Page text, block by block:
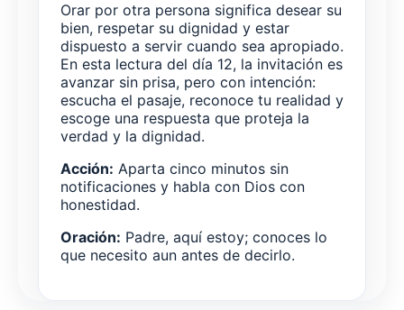
Orar por otra persona significa desear su
bien, respetar su dignidad y estar
dispuesto a servir cuando sea apropiado.
En esta lectura del día 12, la invitación es
avanzar sin prisa, pero con intención:
escucha el pasaje, reconoce tu realidad y
escoge una respuesta que proteja la
verdad y la dignidad.
Acción: Aparta cinco minutos sin
notificaciones y habla con Dios con
honestidad.
Oración: Padre, aquí estoy; conoces lo
que necesito aun antes de decirlo.